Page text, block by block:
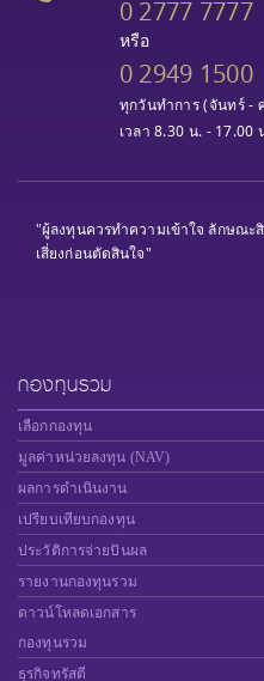
0 2777 7777
หรือ
0 2949 1500
ทุกวันทำการ (จันทร์ -
เวลา 8.30 น. - 17.00
"ผู้ลงทุนควรทำความเข้าใจ ลักษณะ
เสี่ยงก่อนตัดสินใจ"
กองทุนรวม
เลือกกองทุน
มูลค่าหน่วยลงทุน (NAV)
ผลการดำเนินงาน
เปรียบเทียบกองทุน
ประวัติการจ่ายปันผล
รายงานกองทุนรวม
ดาวน์โหลดเอกสาร
กองทุนรวม
ธุรกิจทรัสตี